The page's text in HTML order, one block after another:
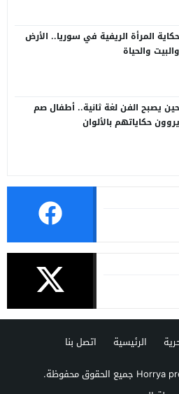
حكاية المرأة الريفية في سوريا.. الأرض
والبيت والحياة
حين يصبح الفن لغة ثانية.. أطفال صم
يروون حكاياتهم بالألوان
الرئيسية
اتصل بنا